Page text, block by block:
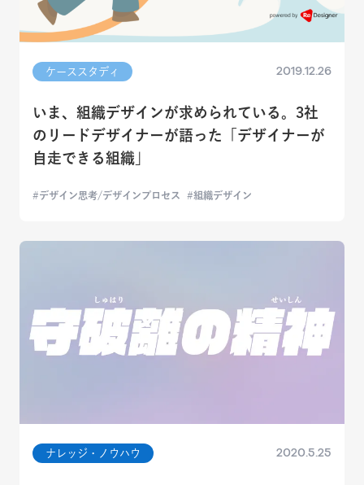
ケーススタディ 2019.12.26
いま、組織デザインが求められている。3社
のリードデザイナーが語った「デザイナーが
自走できる組織」
デザイン思考/デザインプロセス 組織デザイン
ナレッジ・ノウハウ 2020.5.25